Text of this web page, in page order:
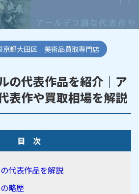
京都大田区 美術品買取専門店
の代表作品を紹介｜ア
表作や買取相場を解説
目 次
代表作品を解説
略歴